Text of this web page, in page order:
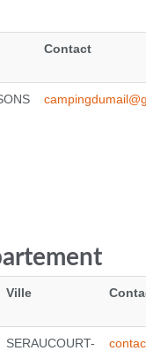
Contact
Ville
SERAUCOURT-